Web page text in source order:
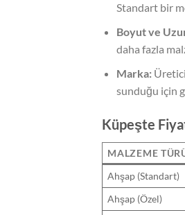
Standart bir
Boyut ve
daha fazla
Marka:Üretici
sunduğu için
Küpeşte
MALZEME
Ahşap (Standart)
Ahşap (Özel)